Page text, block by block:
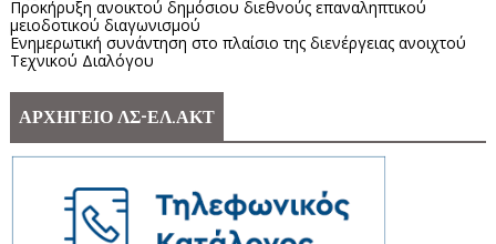
Προκήρυξη ανοικτού δημόσιου διεθνούς επαναληπτικού
μειοδοτικού διαγωνισμού
Ενημερωτική συνάντηση στο πλαίσιο της διενέργειας ανοιχτού
Τεχνικού Διαλόγου
ΑΡΧΗΓΕΙΟ ΛΣ-ΕΛ.ΑΚΤ